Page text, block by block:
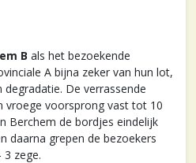
B als het bezoekende
A bijna zeker van hun lot,
De verrassende
vroege voorsprong vast tot 10
Berchem de bordjes eindelijk
daarna grepen de bezoekers
zege.